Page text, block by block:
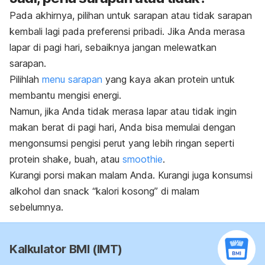
Pada akhirnya, pilihan untuk sarapan atau tidak sarapan
kembali lagi pada preferensi pribadi. Jika Anda merasa
lapar di pagi hari, sebaiknya jangan melewatkan
sarapan.
Pilihlah menu sarapan yang kaya akan protein untuk
membantu mengisi energi.
Namun, jika Anda tidak merasa lapar atau tidak ingin
makan berat di pagi hari, Anda bisa memulai dengan
mengonsumsi pengisi perut yang lebih ringan seperti
protein shake, buah, atau smoothie.
Kurangi porsi makan malam Anda. Kurangi juga konsumsi
alkohol dan snack “kalori kosong” di malam
sebelumnya.
Kalkulator BMI (IMT)